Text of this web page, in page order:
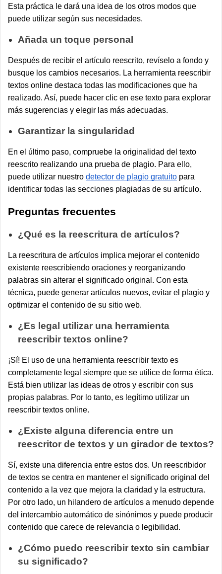
Esta práctica le dará una idea de los otros modos que
puede utilizar según sus necesidades.
Añada un toque personal
Después de recibir el artículo reescrito, revíselo a fondo y
busque los cambios necesarios. La herramienta reescribir
textos online destaca todas las modificaciones que ha
realizado. Así, puede hacer clic en ese texto para explorar
más sugerencias y elegir las más adecuadas.
Garantizar la singularidad
En el último paso, compruebe la originalidad del texto
reescrito realizando una prueba de plagio. Para ello,
puede utilizar nuestro detector de plagio gratuito para
identificar todas las secciones plagiadas de su artículo.
Preguntas frecuentes
¿Qué es la reescritura de artículos?
La reescritura de artículos implica mejorar el contenido
existente reescribiendo oraciones y reorganizando
palabras sin alterar el significado original. Con esta
técnica, puede generar artículos nuevos, evitar el plagio y
optimizar el contenido de su sitio web.
¿Es legal utilizar una herramienta
reescribir textos online?
¡Sí! El uso de una herramienta reescribir texto es
completamente legal siempre que se utilice de forma ética.
Está bien utilizar las ideas de otros y escribir con sus
propias palabras. Por lo tanto, es legítimo utilizar un
reescribir textos online.
¿Existe alguna diferencia entre un
reescritor de textos y un girador de textos?
Sí, existe una diferencia entre estos dos. Un reescribidor
de textos se centra en mantener el significado original del
contenido a la vez que mejora la claridad y la estructura.
Por otro lado, un hilandero de artículos a menudo depende
del intercambio automático de sinónimos y puede producir
contenido que carece de relevancia o legibilidad.
¿Cómo puedo reescribir texto sin cambiar
su significado?